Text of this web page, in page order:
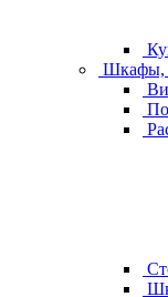
Шкафы,